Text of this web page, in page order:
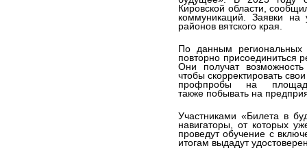
Кировской области,
коммуникаций. Заявки
районов вятского края.
По данным региональных
повторно присоединиться
Они получат
чтобы скорректировать
профпробы на
также побывать на
Участниками «Билета в
навигаторы, от которых
проведут обучение с
итогам выдадут